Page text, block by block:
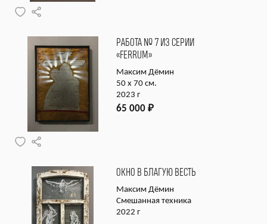
РАБОТА № 7 ИЗ СЕРИИ
«FERRUM»
Максим Дёмин
50 х 70 см.
2023 г
65 000 ₽
ОКНО В БЛАГУЮ ВЕСТЬ
Максим Дёмин
Смешанная техника
2022 г